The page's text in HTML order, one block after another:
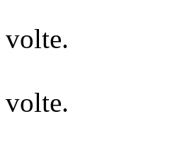
volte.
volte.